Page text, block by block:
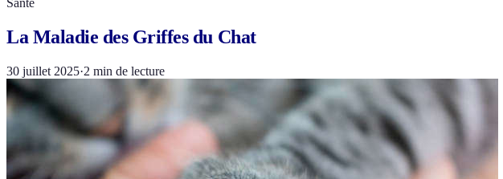
Santé
La Maladie des Griffes du Chat
30 juillet 2025·2 min de lecture